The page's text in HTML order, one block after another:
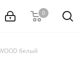
0
белый